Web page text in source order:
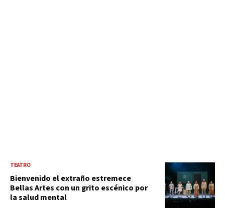
TEATRO
Bienvenido el extraño estremece
Bellas Artes con un grito escénico por
la salud mental